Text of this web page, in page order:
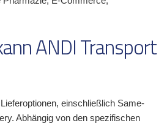
ANDI Transport
einschließlich Same-
Abhängig von den spezifischen